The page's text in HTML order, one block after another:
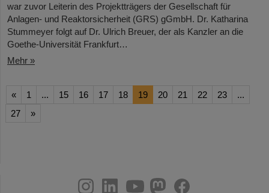
war zuvor Leiterin des Projektträgers der Gesellschaft für
Anlagen- und Reaktorsicherheit (GRS) gGmbH. Dr. Katharina
Stummeyer folgt auf Dr. Ulrich Breuer, der als Kanzler an die
Goethe-Universität Frankfurt…
Mehr »
« 1 ... 15 16 17 18 19 20 21 22 23
...
27
»
youtube
helmholtz.social
facebook